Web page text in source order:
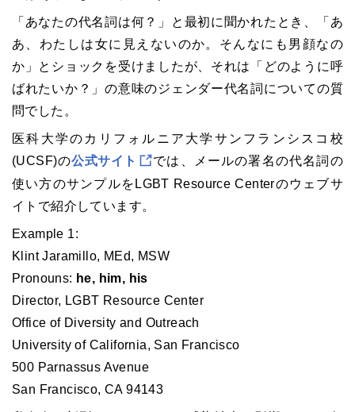
「あなたの代名詞は何？」と最初に聞かれたとき、「あ
あ、わたしは女に見えないのか。そんなにも男顔なの
か」とショックを受けましたが、それは「どのように呼
ばれたいか？」の意味のジェンダー代名詞についての質
問でした。
医科大学のカリフォルニア大学サンフランシスコ校
(UCSF)の公式サイト
では、メールの署名の代名詞の
使い方のサンプルをLGBT Resource Centerのウェブサ
イトで紹介しています。
Example 1:
Klint Jaramillo, MEd, MSW
Pronouns: he, him, his
Director, LGBT Resource Center
Office of Diversity and Outreach
University of California, San Francisco
500 Parnassus Avenue
San Francisco, CA 94143